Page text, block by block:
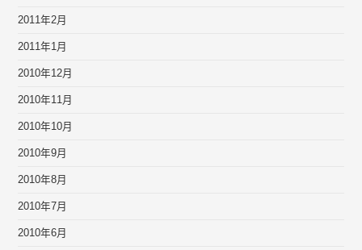
2011年2月
2011年1月
2010年12月
2010年11月
2010年10月
2010年9月
2010年8月
2010年7月
2010年6月